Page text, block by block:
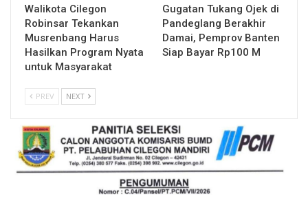
Walikota Cilegon
Robinsar Tekankan
Musrenbang Harus
Hasilkan Program Nyata
untuk Masyarakat
Gugatan Tukang Ojek di
Pandeglang Berakhir
Damai, Pemprov Banten
Siap Bayar Rp100 M
PREV NEXT